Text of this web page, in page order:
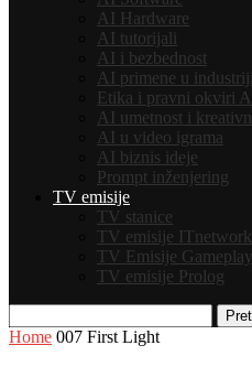
AI Hardware
AI tutorijali
AI i bezbednost
AI primene u industriji
Etika i pravni okviri
AI umetnost i
AI u video igrama
AI biznis ideje
Prompt inženjering
TV emisije
TV stanice
TV emisije ITnetwork
TV Emisije Gameplay
TV emisije Prolog
Home 007 First Light